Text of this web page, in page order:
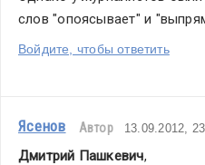
слов "опоясывает" и
Войдите, чтобы ответить
Ясенов Автор 13.09.2012,
Дмитрий Пашкевич,